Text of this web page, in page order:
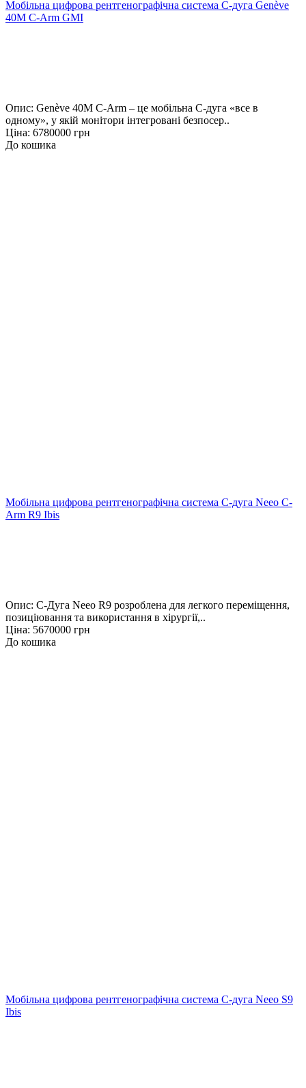
Мобільна цифрова рентгенографічна система С-дуга Genève
40M C-Arm GMI
Опис: Genève 40M C-Arm – це мобільна С-дуга «все в
одному», у якій монітори інтегровані безпосер..
Ціна: 6780000 грн
До кошика
Мобільна цифрова рентгенографічна система С-дуга Neeo C-
Arm R9 Ibis
Опис: С-Дуга Neeo R9 розроблена для легкого переміщення,
позиціювання та використання в хірургії,..
Ціна: 5670000 грн
До кошика
Мобільна цифрова рентгенографічна система С-дуга Neeo S9
Ibis